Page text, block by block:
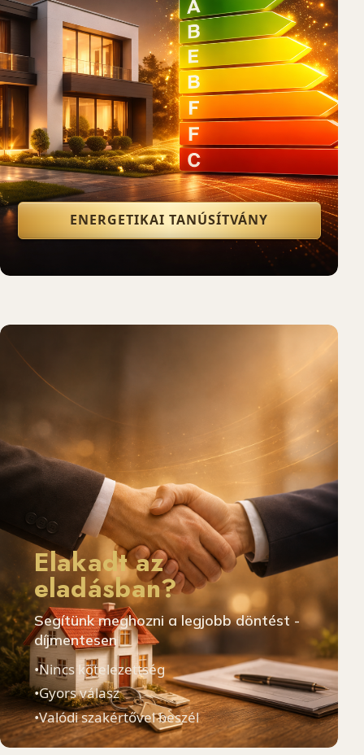
ENERGETIKAI TANÚSÍTVÁNY
Elakadt az
eladásban?
Segítünk meghozni a legjobb döntést -
díjmentesen
•Nincs kötelezettség
•Gyors válasz
•Valódi szakértővel beszél